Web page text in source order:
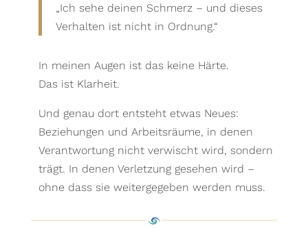
„Ich sehe deinen Schmerz – und dieses
Verhalten ist nicht in Ordnung.“
In meinen Augen ist das keine Härte.
Das ist Klarheit.
Und genau dort entsteht etwas Neues:
Beziehungen und Arbeitsräume, in denen
Verantwortung nicht verwischt wird, sondern
trägt. In denen Verletzung gesehen wird –
ohne dass sie weitergegeben werden muss.